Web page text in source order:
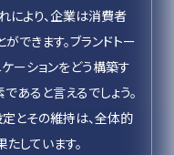
により、企業は消費者
できます。ブランドトー
ーションをどう構築す
あると言えるでしょう。
定とその維持は、全体的
しています。